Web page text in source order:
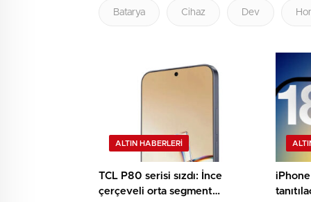
Batarya Cihaz Dev
ALTIN HABERLERI
TCL P80 serisi sızdı: İnce
çerçeveli orta segment